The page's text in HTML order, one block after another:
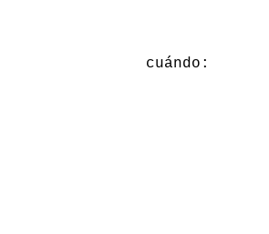
cuándo: